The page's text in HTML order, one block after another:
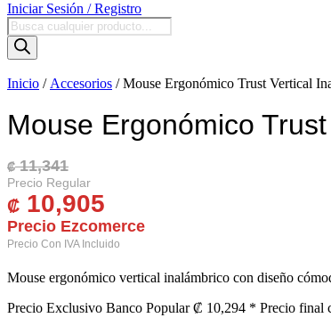
Iniciar Sesión / Registro
Búsqueda
de
productos
Inicio / Accesorios / Mouse Ergonómico Trust Vertical
Mouse Ergonómico
₡11,341
El Precio Original Era: ₡ 11,341.
₡ 10,905
El Precio Actual Es: ₡ 10,905.
Mouse ergonómico vertical inalámbrico con diseño
Precio Exclusivo Banco Popular ₡ 10,294 * Precio final